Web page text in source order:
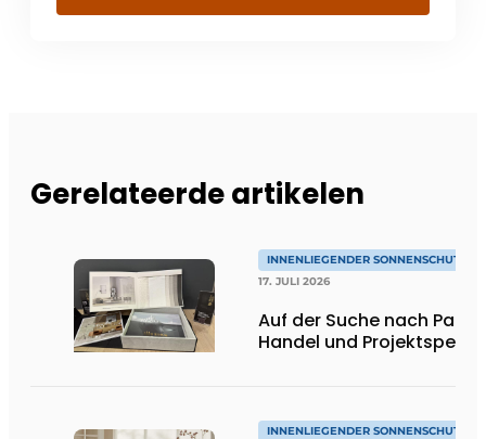
Gerelateerde artikelen
INNENLIEGENDER SONNENSCHUTZ &
17. JULI 2026
Auf der Suche nach
Handel und
INNENLIEGENDER SONNENSCHUTZ &